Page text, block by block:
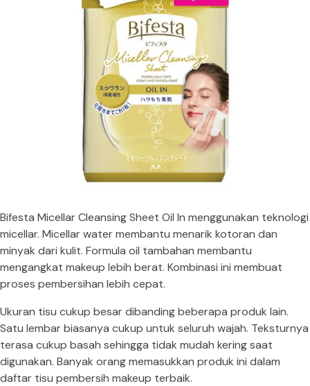
Bifesta Micellar Cleansing Sheet Oil In menggunakan teknologi
micellar. Micellar water membantu menarik kotoran dan
minyak dari kulit. Formula oil tambahan membantu
mengangkat makeup lebih berat. Kombinasi ini membuat
proses pembersihan lebih cepat.
Ukuran tisu cukup besar dibanding beberapa produk lain.
Satu lembar biasanya cukup untuk seluruh wajah. Teksturnya
terasa cukup basah sehingga tidak mudah kering saat
digunakan. Banyak orang memasukkan produk ini dalam
daftar tisu pembersih makeup terbaik.